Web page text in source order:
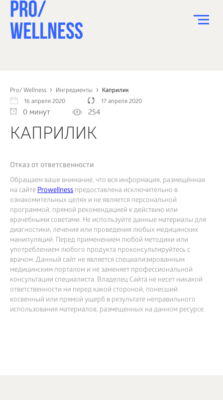
Pro/ Wellness Ингредиенты
Каприлик
16 апреля 2020
17 апреля 2020
0 минут 254
КАПРИЛИК
Отказ от ответсвенности
Обращаем ваше внимание, что вся информация, размещённая
на сайтеProwellness предоставлена исключительно в
ознакомительных целях и не является персональной
программой, прямой рекомендацией к действию или
врачебными советами. Не используйте данные материалы для
диагностики, лечения или проведения любых медицинских
манипуляций. Перед применением любой методики или
употреблением любого продукта проконсультируйтесь с
врачом. Данный сайт не является специализированным
медицинским порталом и не заменяет профессиональной
консультации специалиста. Владелец Сайта не несет никакой
ответственности ни перед какой стороной, понесший
косвенный или прямой ущерб в результате неправильного
использования материалов, размещенных на данном ресурсе.
СПОРТ
ЗДОРОВЬЕ
КРАСОТА
ДЕТИ
ДОМ
КАК?
БИЗНЕС